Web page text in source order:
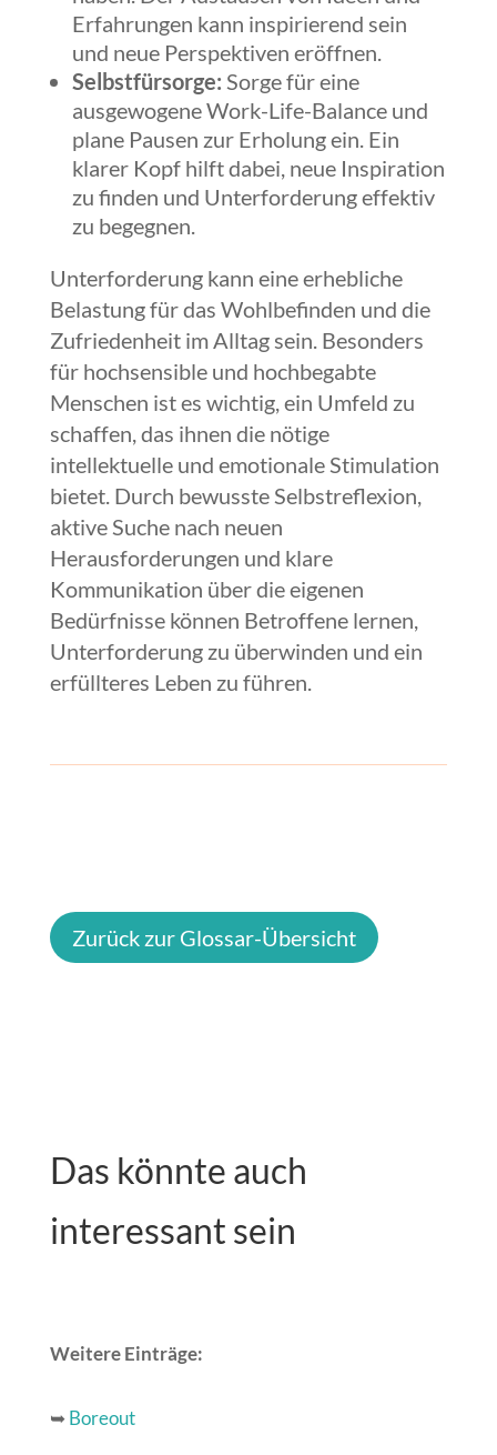
Erfahrungen kann inspirierend sein
und neue Perspektiven eröffnen.
Selbstfürsorge: Sorge für eine
ausgewogene Work-Life-Balance und
plane Pausen zur Erholung ein. Ein
klarer Kopf hilft dabei, neue Inspiration
zu finden und Unterforderung effektiv
zu begegnen.
Unterforderung kann eine erhebliche
Belastung für das Wohlbefinden und die
Zufriedenheit im Alltag sein. Besonders
für hochsensible und hochbegabte
Menschen ist es wichtig, ein Umfeld zu
schaffen, das ihnen die nötige
intellektuelle und emotionale Stimulation
bietet. Durch bewusste Selbstreflexion,
aktive Suche nach neuen
Herausforderungen und klare
Kommunikation über die eigenen
Bedürfnisse können Betroffene lernen,
Unterforderung zu überwinden und ein
erfüllteres Leben zu führen.
Zurück zur Glossar-Übersicht
Das könnte auch
interessant sein
Weitere Einträge:
➥Boreout